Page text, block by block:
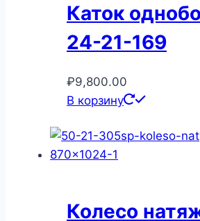
Каток
24-21-169
₽9,800.00
В корзину
Колесо